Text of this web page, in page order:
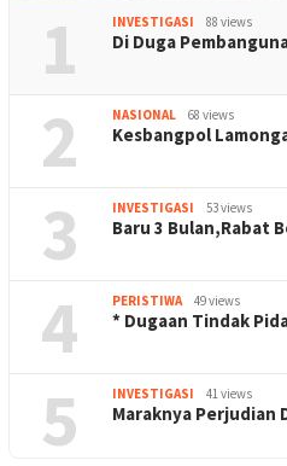
1 INVESTIGASI 88 views
Di Duga
2 NASIONAL 68 views
Kesbangpol
3 INVESTIGASI 53 views
Baru 3 Bulan,Rabat
4 PERISTIWA 49 views
* Dugaan Tindak
5 INVESTIGASI 41 views
Maraknya Perjudian